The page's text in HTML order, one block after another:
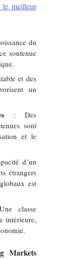
le meilleur
du
soutenue
et des
un
: Des
sont
et le
d’un
étrangers
est
classe
intérieure,
Markets